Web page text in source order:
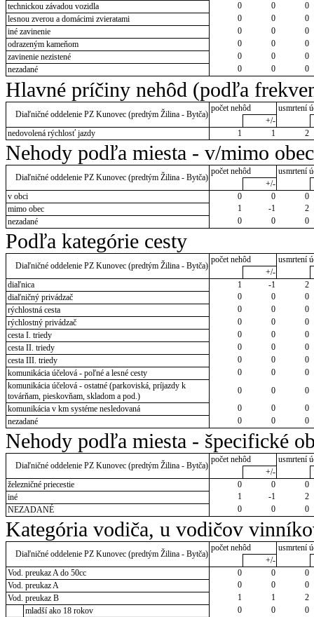
technickou závadou vozidla
0 0
0
lesnou zverou a domácimi zvieratami
0 0
0
iné zavinenie
0 0
0
odrazeným kameňom
0 0
0
zavinenie nezistené
0 0
0
nezadané
0 0 0
Hlavné príčiny nehôd (podľa
Diaľničné oddelenie PZ Kunovec (predtým Žilina - Bytča)
počet nehôd
usmrtení
+/-
nedovolená rýchlosť jazdy
1 1 2
Nehody podľa miesta - v/mimo obec
Diaľničné oddelenie PZ Kunovec (predtým Žilina - Bytča)
počet nehôd
usmrtení
+/-
v obci
0 0
0
mimo obec
1 -1
2
nezadané
0 0 0
Podľa kategórie cesty
Diaľničné oddelenie PZ Kunovec (predtým Žilina - Bytča)
počet nehôd
usmrtení
+/-
diaľnica
1 -1
2
diaľničný privádzač
0 0
0
rýchlostná cesta
0 0
0
rýchlostný privádzač
0 0
0
cesta I. triedy
0 0
0
cesta II. triedy
0 0
0
cesta III. triedy
0 0
0
komunikácia účelová - poľné a lesné cesty
0 0
0
komunikácia účelová - ostatné (parkoviská, príjazdy k
továrňam, pieskovňam, skladom a pod.)
0 0
0
komunikácia v km systéme nesledovaná
0 0
0
nezadané
0 0 0
Nehody podľa miesta - špecifické
Diaľničné oddelenie PZ Kunovec (predtým Žilina - Bytča)
počet nehôd
usmrtení
+/-
železničné priecestie
0 0
0
iné
1 -1
2
NEZADANÉ
0 0 0
Kategória vodiča, u vodičov
Diaľničné oddelenie PZ Kunovec (predtým Žilina - Bytča)
počet nehôd
usmrtení
+/-
Vod. preukaz A do 50cc
0 0
0
Vod. preukaz A
0 0
0
Vod. preukaz B
1 1
2
mladší ako 18 rokov
0 0
0